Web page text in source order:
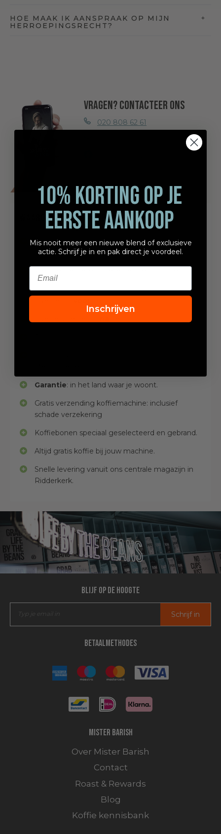
HOE MAAK IK AANSPRAAK OP MIJN
HERROEPINGSRECHT?
Vragen? Contacteer ons
020 808 62 61
Waarom bij Mister Barish kopen?
We zijn koffiebrander en delen al onze kennis
met jou.
We laten je weten hoe je best je machine kan
instellen.
Garantie: in het land waar je woont.
Gratis verzending koffiemachine: inclusief
schade verzekering
Koffiebonen speciaal geselecteerd en gebrand.
Altijd gratis koffie bij jouw machine.
Snelle levering vanuit ons centrale magazijn in
Ridderkerk.
Mister Barish
Over Mister Barish
Contact
Roast & Rewards
Blog
Koffie kennisbank
Blijf op de hoogte
Schrijf in
Betaalmethodes
10% KORTING OP JE
EERSTE AANKOOP
Mis nooit meer een nieuwe blend of exclusieve
actie. Schrijf je in en pak direct je voordeel.
Email
Inschrijven